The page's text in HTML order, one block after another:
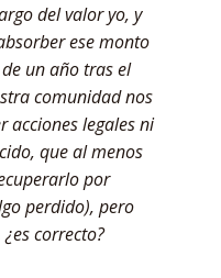
del valor yo, y
ese monto
un año tras el
comunidad nos
acciones legales ni
que al menos
por
perdido), pero
correcto?